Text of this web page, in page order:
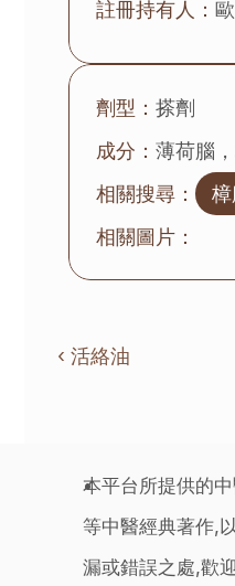
註冊持有人：
劑型： 搽劑
成分： 薄荷腦
相關搜尋：
相關圖片：
‹ 活絡油
本平台所提供的
等中醫經典著作,
漏或錯誤之處,歡